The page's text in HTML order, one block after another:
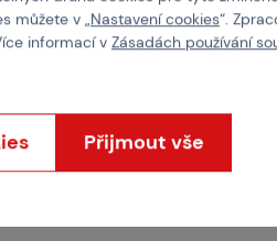
skladem více než 5 ks
můžete v „Nastavení cookies“.
informací v Zásadách používání
Přijmout vše